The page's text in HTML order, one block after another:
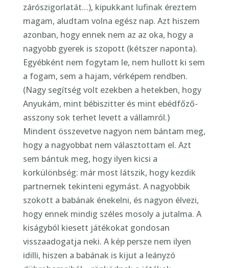
zárószigorlatát…), kipukkant lufinak éreztem
magam, aludtam volna egész nap. Azt hiszem
azonban, hogy ennek nem az az oka, hogy a
nagyobb gyerek is szopott (kétszer naponta).
Egyébként nem fogytam le, nem hullott ki sem
a fogam, sem a hajam, vérképem rendben.
(Nagy segítség volt ezekben a hetekben, hogy
Anyukám, mint bébiszitter és mint ebédfőző-
asszony sok terhet levett a vállamról.)
Mindent összevetve nagyon nem bántam meg,
hogy a nagyobbat nem választottam el. Azt
sem bántuk meg, hogy ilyen kicsi a
korkülönbség: már most látszik, hogy kezdik
partnernek tekinteni egymást. A nagyobbik
szokott a babának énekelni, és nagyon élvezi,
hogy ennek mindig széles mosoly a jutalma. A
kiságyból kiesett játékokat gondosan
visszaadogatja neki. A kép persze nem ilyen
idilli, hiszen a babának is kijut a leányzó